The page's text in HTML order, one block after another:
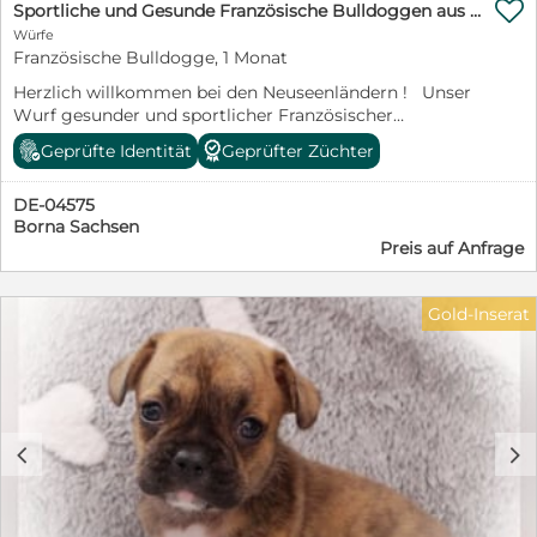
Sportliche und Gesunde Französische Bulldoggen aus seriöser Familienzucht.
Würfe
Französische Bulldogge, 1 Monat
Herzlich willkommen bei den Neuseenländern ! Unser
Wurf gesunder und sportlicher Französischer
Bulldoggen ist am 16.Juli gelandet sie entwickeln sich
prächtig und wir vergeben nun unsere Termine zum
persönlichen Kennenlernen! Wir bemühen uns eine
absolut transparente und informative Zucht
vorzustellen, da wir der Meinung sind, dass ein seriöser
Züchter alles offen darlegen kann und nichts zu
verheimlichen hat. www.Le-Bulldogs.de Beste Grüße

Geprüfte Identität Geprüfter Züchter
DE-04575
Borna Sachsen
Preis auf Anfrage
c d
Gold-Inserat